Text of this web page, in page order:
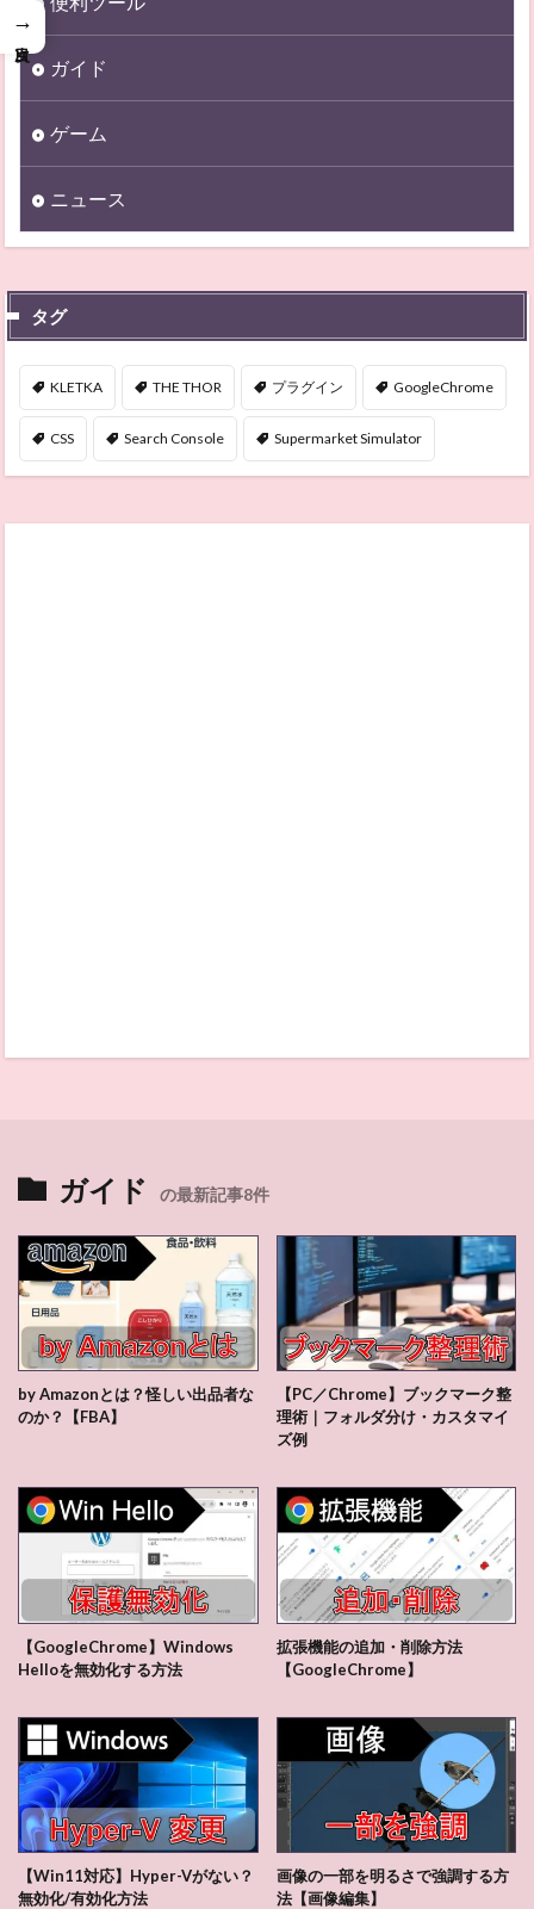
ガイド
ゲーム
ニュース
タグ
KLETKA THE THOR プラグイン GoogleChrome
CSS Search Console Supermarket Simulator
ガイド の最新記事8件
by Amazonとは？怪しい出品者な
のか？【FBA】
【PC／Chrome】ブックマーク整
理術｜フォルダ分け・カスタマイ
ズ例
【GoogleChrome】Windows
Helloを無効化する方法
拡張機能の追加・削除方法
【GoogleChrome】
【Win11対応】Hyper-Vがない？
無効化/有効化方法
画像の一部を明るさで強調する方
法【画像編集】
→